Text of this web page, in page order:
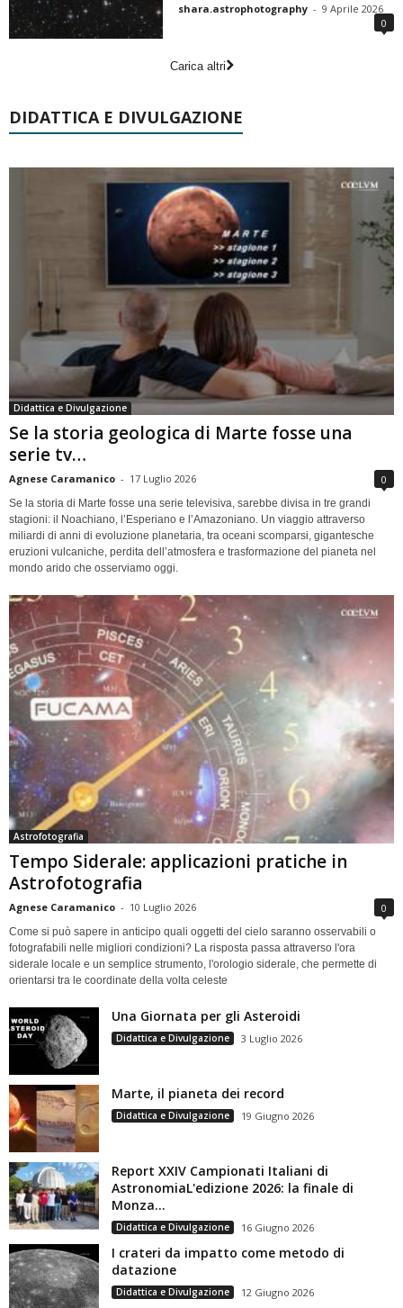
shara.astrophotography - 9 Aprile 2026
0
Carica altri
DIDATTICA E DIVULGAZIONE
Didattica e Divulgazione
Se la storia geologica di Marte fosse una
serie tv…
Agnese Caramanico - 17 Luglio 2026 0
Se la storia di Marte fosse una serie televisiva, sarebbe divisa in tre grandi
stagioni: il Noachiano, l’Esperiano e l’Amazoniano. Un viaggio attraverso
miliardi di anni di evoluzione planetaria, tra oceani scomparsi, gigantesche
eruzioni vulcaniche, perdita dell’atmosfera e trasformazione del pianeta nel
mondo arido che osserviamo oggi.
Astrofotografia
Tempo Siderale: applicazioni pratiche in
Astrofotografia
Agnese Caramanico - 10 Luglio 2026 0
Come si può sapere in anticipo quali oggetti del cielo saranno osservabili o
fotografabili nelle migliori condizioni? La risposta passa attraverso l'ora
siderale locale e un semplice strumento, l'orologio siderale, che permette di
orientarsi tra le coordinate della volta celeste
Una Giornata per gli Asteroidi
Didattica e Divulgazione 3 Luglio 2026
Marte, il pianeta dei record
Didattica e Divulgazione 19 Giugno 2026
Report XXIV Campionati Italiani di
AstronomiaL'edizione 2026: la finale di
Monza...
Didattica e Divulgazione 16 Giugno 2026
I crateri da impatto come metodo di
datazione
Didattica e Divulgazione 12 Giugno 2026